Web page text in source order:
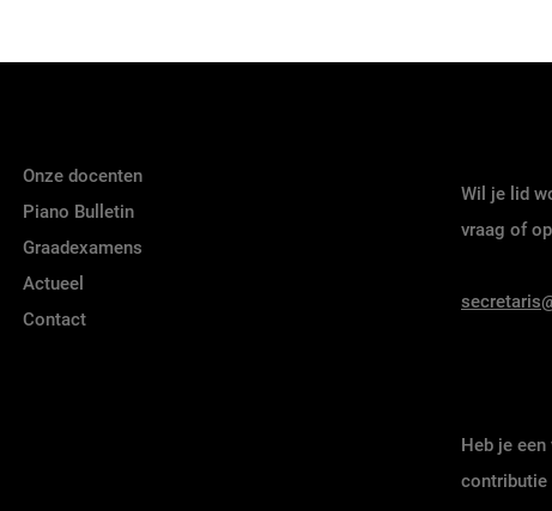
Onze docenten
Piano Bulletin
Graadexamens
Actueel
Contact
Wil je lid
vraag of
Heb je
contributie